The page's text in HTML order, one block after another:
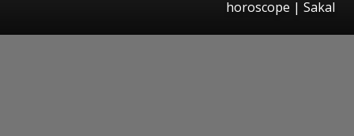
horoscope | Sakal